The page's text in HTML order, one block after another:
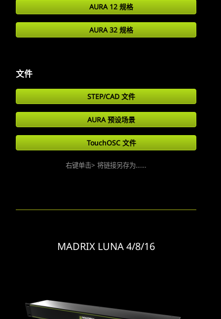
AURA 12 规格
AURA 32 规格
文件
STEP/CAD 文件
AURA 预设场景
TouchOSC 文件
右键单击> 将链接另存为……
MADRIX LUNA 4/8/16